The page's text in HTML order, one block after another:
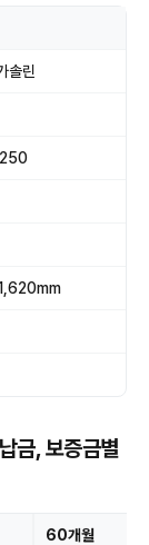
솔린
금, 보증금별
60개월